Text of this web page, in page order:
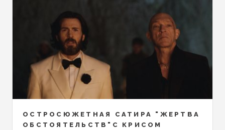
ОСТРОСЮЖЕТНАЯ САТИРА "ЖЕРТВА
ОБСТОЯТЕЛЬСТВ"С КРИСОМ